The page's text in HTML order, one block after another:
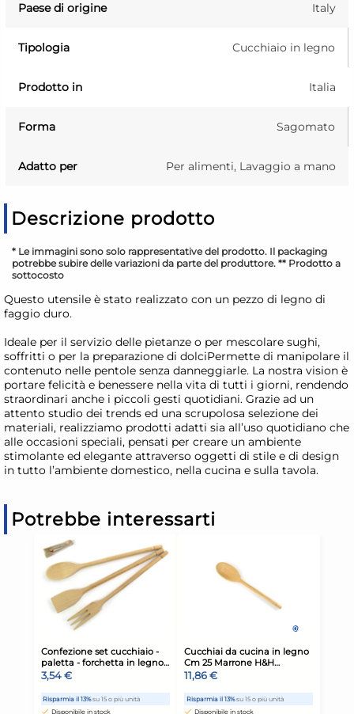
Paese di origine Italy
Tipologia Cucchiaio in legno
Prodotto in Italia
Forma Sagomato
Adatto per Per alimenti, Lavaggio a mano
Descrizione prodotto
* Le immagini sono solo rappresentative del prodotto. Il packaging
potrebbe subire delle variazioni da parte del produttore. ** Prodotto a
sottocosto
Questo utensile è stato realizzato con un pezzo di legno di
faggio duro.
Ideale per il servizio delle pietanze o per mescolare sughi,
soffritti o per la preparazione di dolciPermette di manipolare il
contenuto nelle pentole senza danneggiarle. La nostra vision è
portare felicità e benessere nella vita di tutti i giorni, rendendo
straordinari anche i piccoli gesti quotidiani. Grazie ad un
attento studio dei trends ed una scrupolosa selezione dei
materiali, realizziamo prodotti adatti sia all’uso quotidiano che
alle occasioni speciali, pensati per creare un ambiente
stimolante ed elegante attraverso oggetti di stile e di design
in tutto l’ambiente domestico, nella cucina e sulla tavola.
Potrebbe interessarti